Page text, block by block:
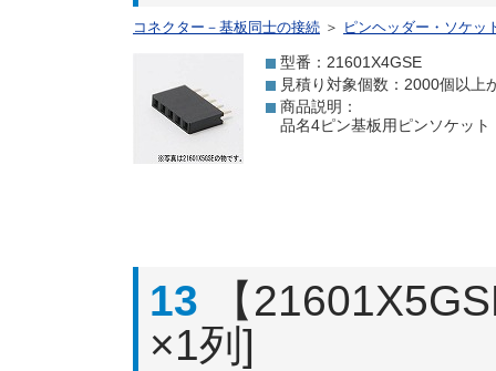
コネクター－基板同士の接続 ＞ ピンヘッダー・ソケッ
型番：21601X4GSE
見積り対象個数：2000個以上
商品説明：
品名4ピン基板用ピンソケッ
13
【
×1列]